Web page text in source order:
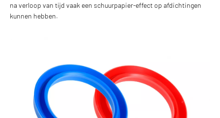
na verloop van tijd vaak een schuurpapier-effect op afdichtingen
kunnen hebben.